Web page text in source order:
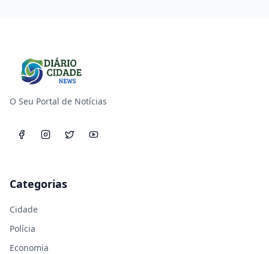
O Seu Portal de Notícias
Categorias
Cidade
Polícia
Economia